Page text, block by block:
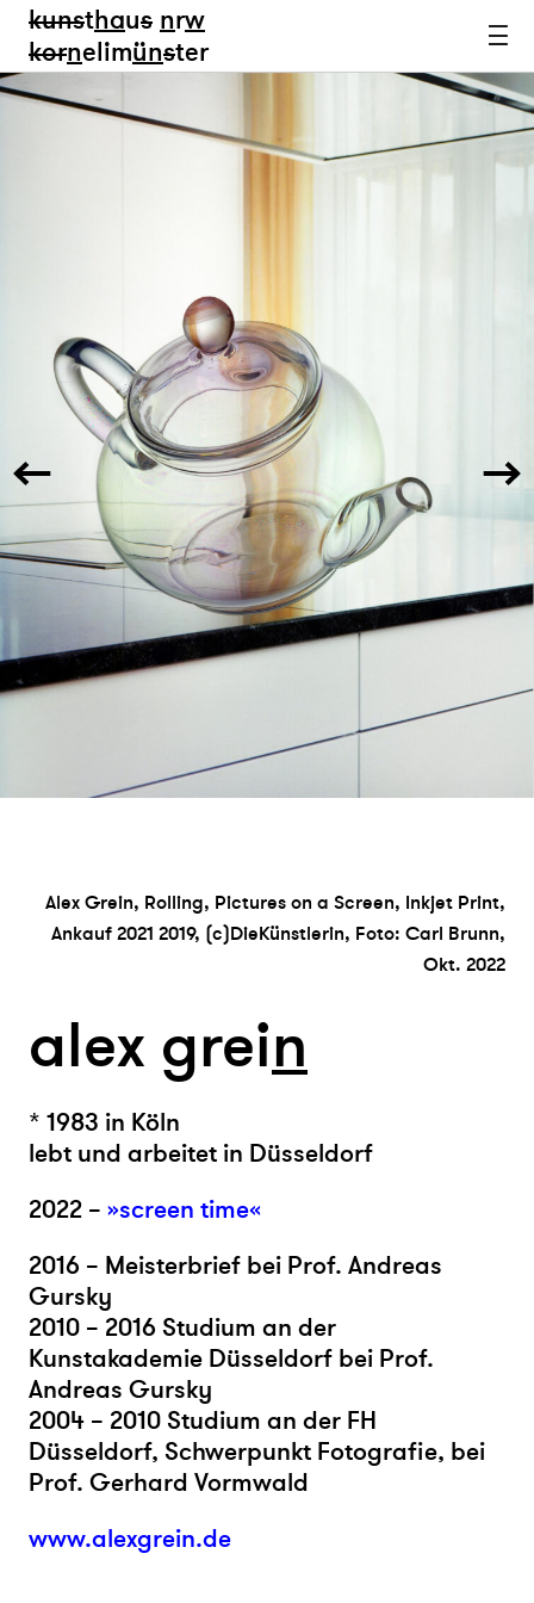
kunsthaus nrw
kornelimünster
Alex Grein, Rolling, Pictures on a Screen, Inkjet Print,
Ankauf 2021 2019, (c)DieKünstlerin, Foto: Carl Brunn,
Okt. 2022
alex grein
* 1983 in Köln
lebt und arbeitet in Düsseldorf
2022 – »screen time«
2016 – Meisterbrief bei Prof. Andreas
Gursky
2010 – 2016 Studium an der
Kunstakademie Düsseldorf bei Prof.
Andreas Gursky
2004 – 2010 Studium an der FH
Düsseldorf, Schwerpunkt Fotografie, bei
Prof. Gerhard Vormwald
www.alexgrein.de